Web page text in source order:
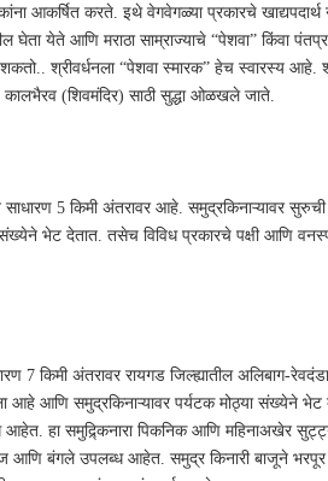
आकर्षित करते. इथे वेगवेगळ्या प्रकारचे
घेता येते आणि मराठा साम्राज्याचे “पेशवा” किंवा
श्रीवर्धनला “पेशवा स्मारक” हेच स्वारस्य
कालभैरव (शिवमंदिर) साठी सुद्धा ओळखले जाते.
साधारण 5 किमी अंतरावर आहे. समुद्रकिनाऱ्यावर
भेट देतात. तसेच विविध प्रकारचे पक्षी आणि
7 किमी अंतरावर रायगड जिल्ह्यातील अलिबाग-
आहे आणि समुद्रकिनाऱ्यावर पर्यटक मोठ्या संख्येने
हा समुद्र्किनारा पिकनिक आणि महिनाअखेर
आणि बंगले उपलब्ध आहेत. समुद्र किनारी बाजूने भरपूर